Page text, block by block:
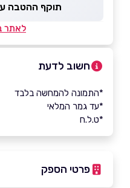
תוקף ההטבה עד -
לאתר
חשוב לדעת
*התמונה להמחשה בלבד
*עד גמר המלאי
*ט.ל.ח
פרטי הספק